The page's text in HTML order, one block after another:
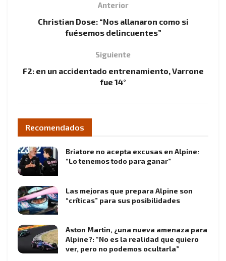
Anterior
Christian Dose: “Nos allanaron como si
fuésemos delincuentes”
Siguiente
F2: en un accidentado entrenamiento, Varrone
fue 14°
Recomendados
Briatore no acepta excusas en Alpine:
“Lo tenemos todo para ganar”
Las mejoras que prepara Alpine son
“críticas” para sus posibilidades
Aston Martin, ¿una nueva amenaza para
Alpine?: “No es la realidad que quiero
ver, pero no podemos ocultarla”